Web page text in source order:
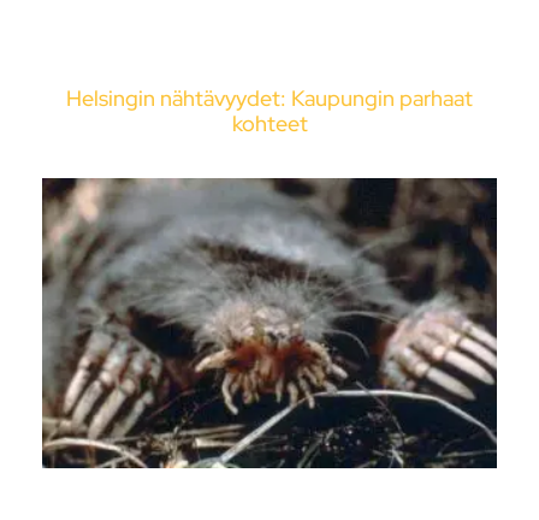
Helsingin nähtävyydet: Kaupungin parhaat
kohteet